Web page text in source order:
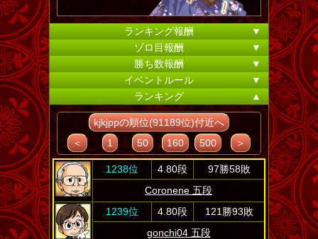
ランキング報酬
▼
ゾロ目報酬
▼
勝ち数報酬
▼
イベントルール
▼
ランキング
▲
kjkjppの順位(91189位)付近へ
＜
1 50 160 500 ＞
1238位 4.80段
97勝58敗
Coronene 五段
1239位
4.80段
121勝93敗
gonchi04 五段